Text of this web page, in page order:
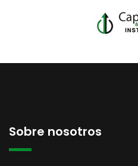
Sobre nosotros